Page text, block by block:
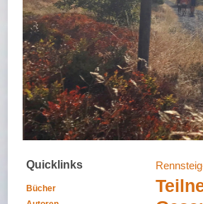
Quicklinks
Bücher